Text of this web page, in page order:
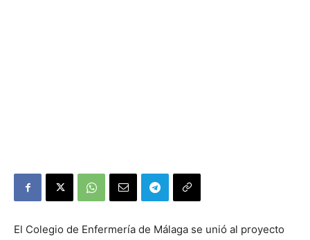
El Colegio de Enfermería de Málaga se unió al proyecto